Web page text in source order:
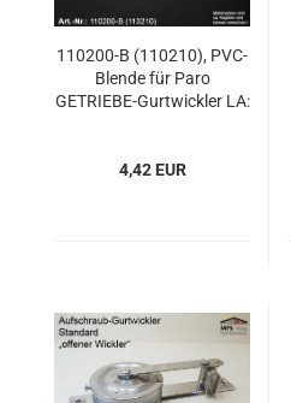
110200-B (110210), PVC-
Blende für Paro
GETRIEBE-Gurtwickler LA:
4,42 EUR